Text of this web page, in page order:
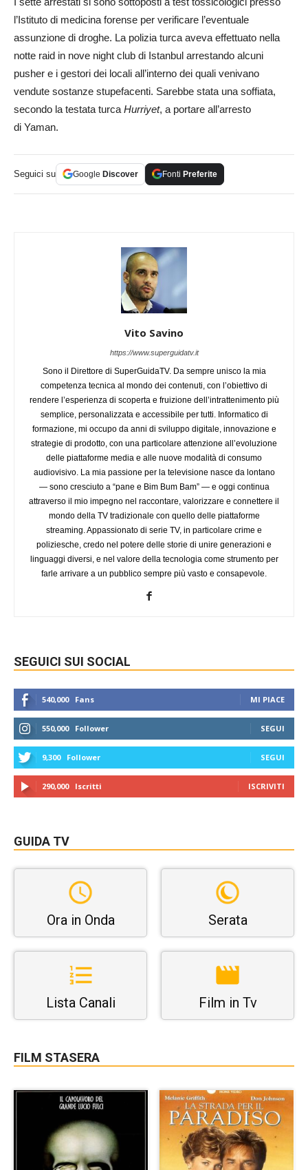
l’Istituto di medicina forense per verificare l’eventuale
assunzione di droghe. La polizia turca aveva effettuato nella
notte raid in nove night club di Istanbul arrestando alcuni
pusher e i gestori dei locali all’interno dei quali venivano
vendute sostanze stupefacenti. Sarebbe stata una soffiata,
secondo la testata turca Hurriyet, a portare all’arresto
di Yaman.
Seguici su Google Discover Fonti Preferite
Vito Savino
https://www.superguidatv.it
Sono il Direttore di SuperGuidaTV. Da sempre unisco la mia
competenza tecnica al mondo dei contenuti, con l’obiettivo di
rendere l’esperienza di scoperta e fruizione dell’intrattenimento più
semplice, personalizzata e accessibile per tutti. Informatico di
formazione, mi occupo da anni di sviluppo digitale, innovazione e
strategie di prodotto, con una particolare attenzione all’evoluzione
delle piattaforme media e alle nuove modalità di consumo
audiovisivo. La mia passione per la televisione nasce da lontano
— sono cresciuto a “pane e Bim Bum Bam” — e oggi continua
attraverso il mio impegno nel raccontare, valorizzare e connettere il
mondo della TV tradizionale con quello delle piattaforme
streaming. Appassionato di serie TV, in particolare crime e
poliziesche, credo nel potere delle storie di unire generazioni e
linguaggi diversi, e nel valore della tecnologia come strumento per
farle arrivare a un pubblico sempre più vasto e consapevole.
SEGUICI SUI SOCIAL
540,000 Fans MI PIACE
550,000 Follower SEGUI
9,300 Follower SEGUI
290,000 Iscritti ISCRIVITI
GUIDA TV
Ora in Onda Serata
Lista Canali Film in Tv
FILM STASERA